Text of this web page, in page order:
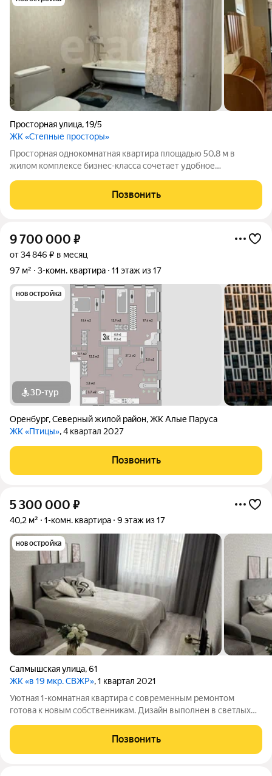
Просторная улица,19/5
ЖК «Степные просторы»
Просторная однокомнатная квартира площадью 50,8 м в
жилом комплексе бизнес-класса сочетает удобное
покупки со ставкой от 14,99%. Объект расположен в
престижном районе с развитой инфраструктурой,
Позвонить
9 700 000 ₽
от 34 846 ₽ в месяц
97 м²
3-комн. квартира 11 этаж из 17
новостройка
3D-тур
Оренбург,Северный жилой район,ЖК Алые Паруса
ЖК «Птицы», 4 квартал 2027
Позвонить
5 300 000 ₽
40,2 м² 1-комн. квартира 9 этаж из 17
новостройка
Салмышская улица,61
ЖК «в 19 мкр. СВЖР», 1 квартал 2021
Уютная 1-комнатная квартира с современным ремонтом
готова к новым собственникам. Дизайн выполнен в светлых
оборудована всем необходимым: холодильник,
посудомоечная машина, стиральная
Позвонить